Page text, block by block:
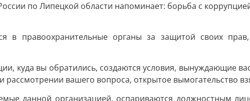
по Липецкой области напоминает: борьба с
в правоохранительные органы за защитой своих
куда вы обратились, создаются условия, вынуждающие
вашего вопроса, открытое вымогательство
данной организацией, оспариваются должностным